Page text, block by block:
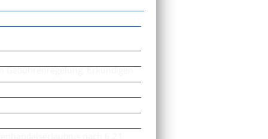
Gebührenregelung. Erkundigen
nach § 21